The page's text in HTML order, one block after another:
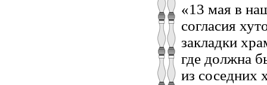
«13 мая в
согласия
закладки
где должна
из соседних